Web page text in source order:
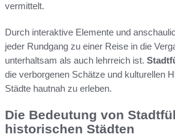
vermittelt.
Durch interaktive Elemente und
jeder Rundgang zu einer Reise in die
unterhaltsam als auch lehrreich ist.
die verborgenen Schätze und kulturellen
Städte hautnah zu erleben.
Die Bedeutung von
historischen Städten